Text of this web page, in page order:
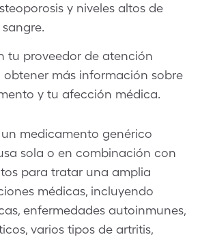
y niveles altos de
tu proveedor de atención
más información sobre
y tu afección médica.
medicamento genérico
sola o en combinación con
para tratar una amplia
médicas, incluyendo
enfermedades autoinmunes,
varios tipos de artritis,